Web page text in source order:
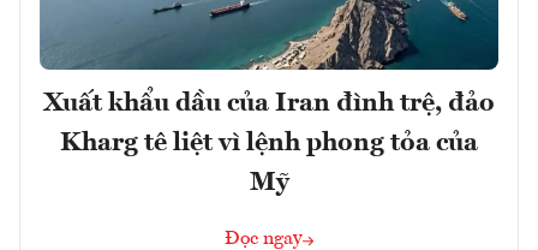
Xuất khẩu dầu của Iran đình trệ, đảo
Kharg tê liệt vì lệnh phong tỏa của
Mỹ
Đọc ngay